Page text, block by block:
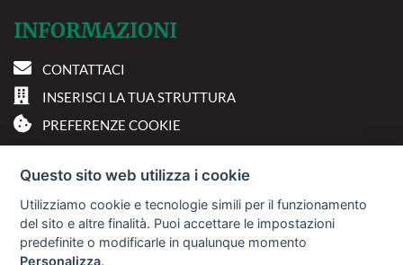
INFORMAZIONI
CONTATTACI
INSERISCI LA TUA STRUTTURA
PREFERENZE COOKIE
DOVE SIAMO
Via A. Costa, 2 - 63822
Porto San Giorgio (FM)
Questo sito web utilizza i cookie
Utilizziamo cookie e tecnologie simili per il funzionamento
del sito e altre finalità. Puoi accettare le impostazioni
predefinite o modificarle in qualunque momento
Personalizza.